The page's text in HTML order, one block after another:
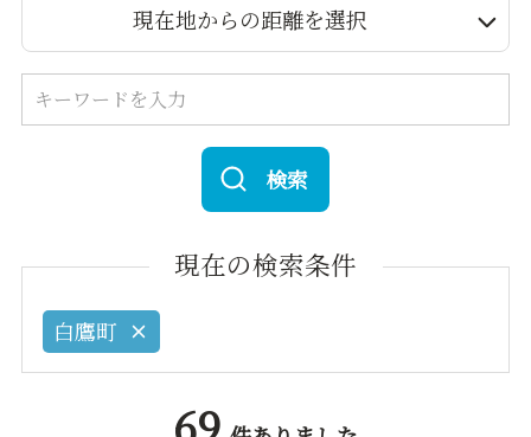
現在地からの距離を選択
検索
現在の検索条件
白鷹町